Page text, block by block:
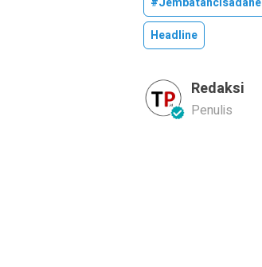
Headline
Redaksi
Penulis